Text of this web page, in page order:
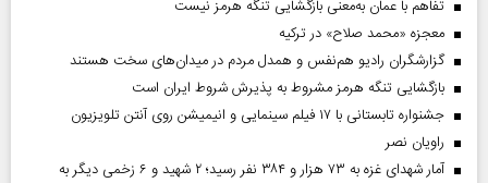
تفاهم با عمان به‌معنی بازگشایی تنگه هرمز نیست
معجزه «محمد صلاح» در ترکیه
گزارشگران رادیو هم‌نفس و همدل مردم در میدان‌های سخت هستند
بازگشایی تنگه هرمز مشروط به پذیرش شروط ایران است
جشنواره تابستانی با ۱۷ فیلم سینمایی و انیمیشن روی آنتن تلویزیون
راویان نصر
آمار شهدای غزه به ۷۳ هزار و ۳۸۴ نفر رسید؛ ۲ شهید و ۶ زخمی دیگر به